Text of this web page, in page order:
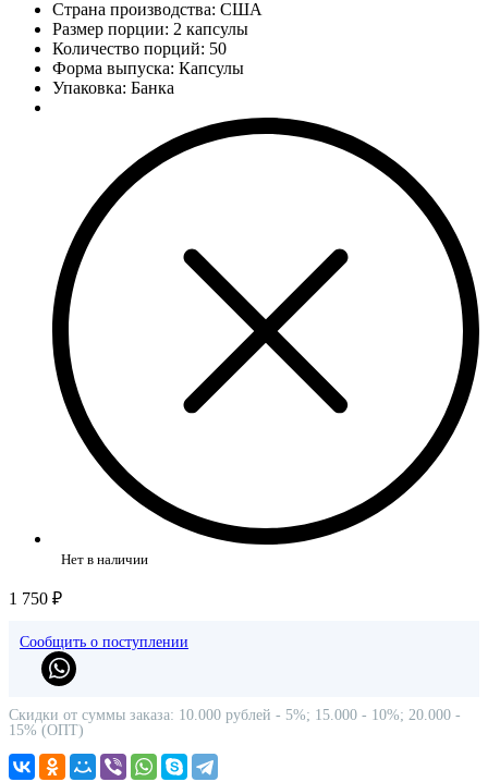
Страна производства: США
Размер порции: 2 капсулы
Количество порций: 50
Форма выпуска: Капсулы
Упаковка: Банка
Нет в наличии
1 750 ₽
Сообщить о поступлении
Скидки от суммы заказа: 10.000 рублей - 5%; 15.000 - 10%; 20.000 -
15% (ОПТ)